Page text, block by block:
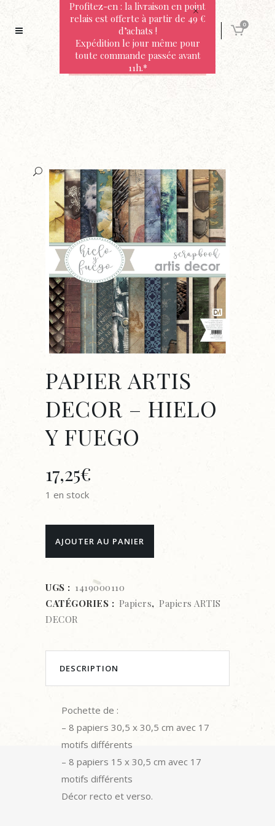
0
PAPIER ARTIS
DECOR – HIELO
Y FUEGO
17,25€
1 en stock
PAPIER
DECOR
-
Y
AJOUTER AU PANIER
UGS : 1419000110
CATÉGORIES : Papiers, Papiers ARTIS
DECOR
DESCRIPTION
Pochette de :
– 8 papiers 30,5 x 30,5 cm avec 17
motifs différents
– 8 papiers 15 x 30,5 cm avec 17
motifs différents
Décor recto et verso.
Profitez-en : la livraison en point
relais est offerte à partir de 49 €
d’achats !
Expédition le jour même pour
toute commande passée avant
11h.*